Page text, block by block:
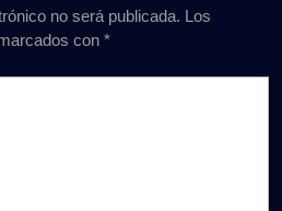
no será publicada. Los
con *